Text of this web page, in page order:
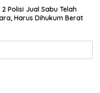
2 Polisi Jual Sabu Telah
Harus Dihukum Berat